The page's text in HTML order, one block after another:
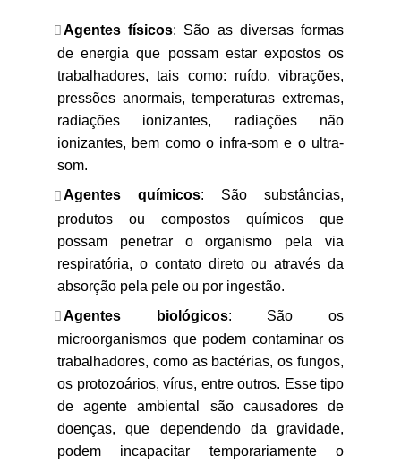
Agentes físicos: São as diversas formas
de energia que possam estar expostos os
trabalhadores, tais como: ruído, vibrações,
pressões anormais, temperaturas extremas,
radiações ionizantes, radiações não
ionizantes, bem como o infra-som e o ultra-
som.
Agentes químicos: São substâncias,
produtos ou compostos químicos que
possam penetrar o organismo pela via
respiratória, o contato direto ou através da
absorção pela pele ou por ingestão.
Agentes biológicos: São os
microorganismos que podem contaminar os
trabalhadores, como as bactérias, os fungos,
os protozoários, vírus, entre outros. Esse tipo
de agente ambiental são causadores de
doenças, que dependendo da gravidade,
podem incapacitar temporariamente o